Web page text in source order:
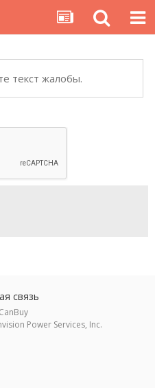
текст жалобы.
связь
Power Services, Inc.